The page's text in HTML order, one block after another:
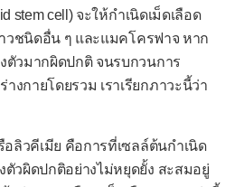
stem cell) จะให้กำเนิดเม็ดเลือด
าวชนิดอื่น ๆ และแมคโครฟาจ หาก
ตัวมากผิดปกติ จนรบกวนการ
งกายโดยรวม เราเรียกภาวะนี้ว่า
อลิวคีเมีย คือการที่เซลล์ต้นกำเนิด
ตัวผิดปกติอย่างไม่หยุดยั้ง สะสมอยู่